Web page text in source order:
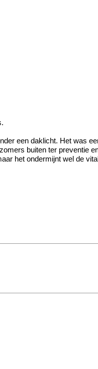
een daklicht. Het was
buiten ter preventie
het ondermijnt wel de